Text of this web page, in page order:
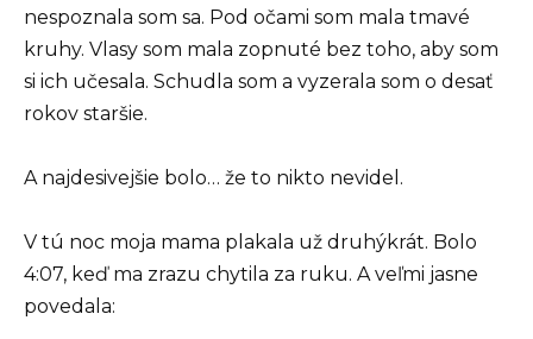
nespoznala som sa. Pod očami som mala tmavé
kruhy. Vlasy som mala zopnuté bez toho, aby som
si ich učesala. Schudla som a vyzerala som o desať
rokov staršie.
A najdesivejšie bolo… že to nikto nevidel.
V tú noc moja mama plakala už druhýkrát. Bolo
4:07, keď ma zrazu chytila za ruku. A veľmi jasne
povedala: